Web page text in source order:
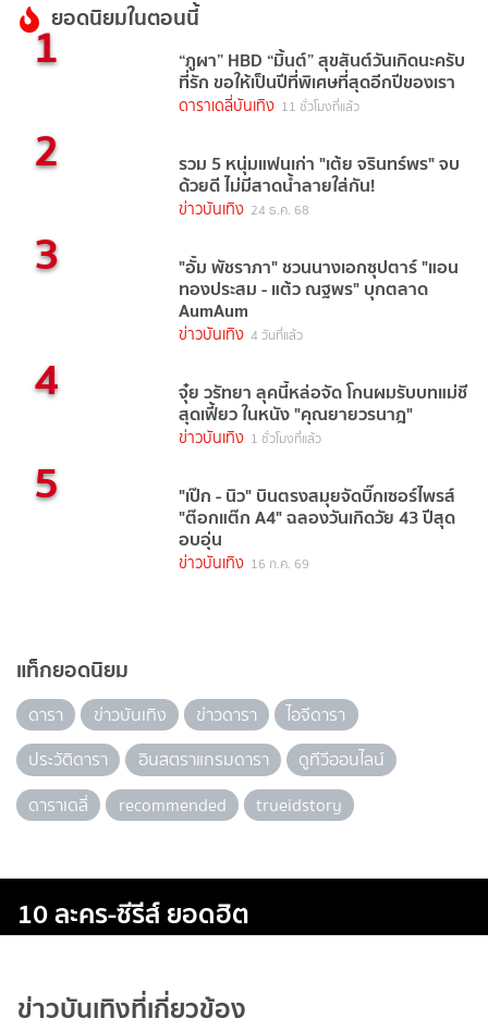
ยอดนิยมในตอนนี้
1 “ภูผา” HBD “มิ้นต์” สุขสันต์วันเกิดนะครับ
ที่รัก ขอให้เป็นปีที่พิเศษที่สุดอีกปีของเรา
ดาราเดลี่บันเทิง 11 ชั่วโมงที่แล้ว
2 รวม 5 หนุ่มแฟนเก่า "เต้ย จรินทร์พร" จบ
ด้วยดี ไม่มีสาดน้ำลายใส่กัน!
ข่าวบันเทิง 24 ธ.ค. 68
3 "อั้ม พัชราภา" ชวนนางเอกซุปตาร์ "แอน
ทองประสม - แต้ว ณฐพร" บุกตลาด
AumAum
ข่าวบันเทิง 4 วันที่แล้ว
4 จุ๋ย วรัทยา ลุคนี้หล่อจัด โกนผมรับบทแม่ชี
สุดเฟี้ยว ในหนัง "คุณยายวรนาฎ"
ข่าวบันเทิง 1 ชั่วโมงที่แล้ว
5 "เป๊ก - นิว" บินตรงสมุยจัดบิ๊กเซอร์ไพรส์
"ต๊อกแต๊ก A4" ฉลองวันเกิดวัย 43 ปีสุด
อบอุ่น
ข่าวบันเทิง 16 ก.ค. 69
แท็กยอดนิยม
ดารา ข่าวบันเทิง ข่าวดารา
ไอจีดารา
ประวัติดารา
อินสตราแกรมดารา
ดูทีวีออนไลน์
ดาราเดลี่
recommended trueidstory
10 ละคร-ซีรีส์ ยอดฮิต
ข่าวบันเทิงที่เกี่ยวข้อง